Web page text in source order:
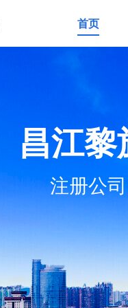
首页
昌江
注册公